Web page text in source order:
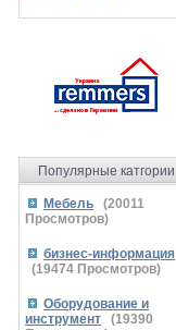
Популярные катгории
Мебель (20011
Просмотров)
бизнес-информация
(19474 Просмотров)
Оборудование и
инструмент
(19390